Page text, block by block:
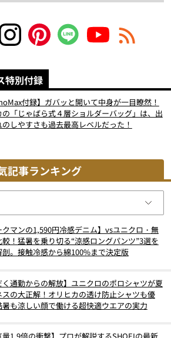
特別付録
付録】ガバッと開いて中身が一目瞭然！
の「じゃばら式４層ショルダーバッグ」は、出
のしやすさも過去最高レベルだった！
記事ランキング
クマンの1,590円冷感デニム】vsユニクロ・無
較！猛暑を乗り切る“涼感ロングパンツ”3選を
剖。接触冷感から綿100%まで決定版
く通勤からの解放】ユニクロのポロシャツが夏
スの大正解！オリヒカの透け防止シャツも優
暑も涼しい顔で働ける超快適ウエアの実力